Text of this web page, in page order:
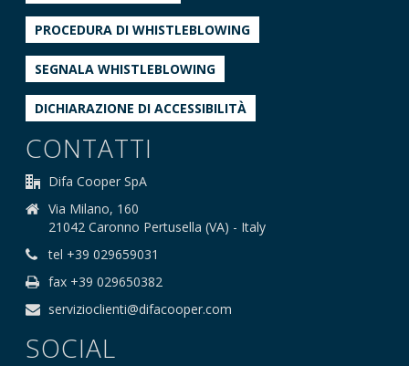
PROCEDURA DI WHISTLEBLOWING
SEGNALA WHISTLEBLOWING
DICHIARAZIONE DI ACCESSIBILITÀ
CONTATTI
Difa Cooper SpA
Via Milano, 160
21042 Caronno Pertusella (VA) - Italy
tel +39 029659031
fax +39 029650382
servizioclienti@difacooper.com
SOCIAL